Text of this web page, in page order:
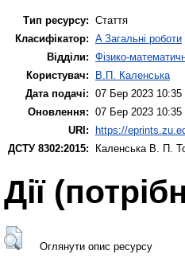
Тип ресурсу: Стаття
Класифікатор: A Загальні роботи
Відділи: Фізико-
Користувач:
В.П. Каленська
Дата подачі: 07 Бер 2023 10:35
Оновлення: 07 Бер 2023 10:35
URI: https://
ДСТУ 8302:2015:
Каленська В. П.
Дії
Оглянути опис ресурсу